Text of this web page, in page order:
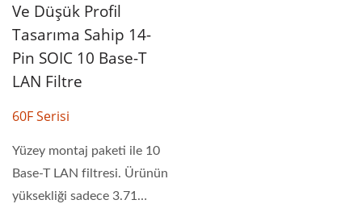
Ve Düşük Profil
Tasarıma Sahip 14-
Pin SOIC 10 Base-T
LAN Filtre
60F Serisi
Yüzey montaj paketi ile 10
Base-T LAN filtresi. Ürünün
yüksekliği sadece 3.71